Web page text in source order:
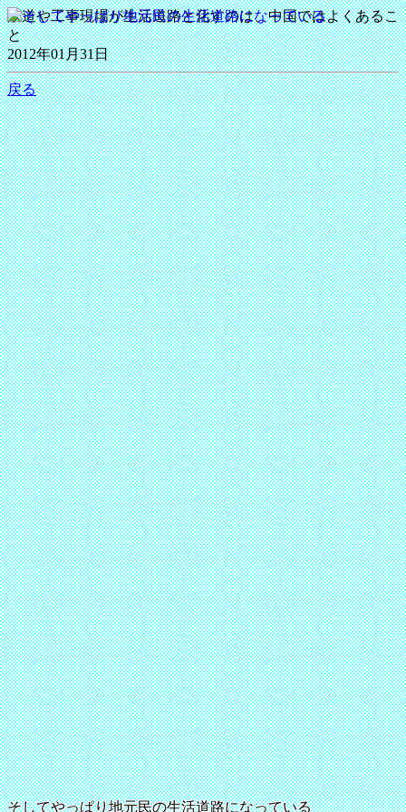
そしてやっぱり地元民の生活道路になっている
鉄道や工事現場が生活道路と化すのは、中国ではよくあるこ
と
2012年01月31日
戻る